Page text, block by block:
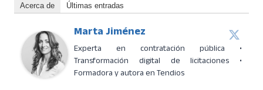
Acerca de Últimas entradas
Marta Jiménez
Experta en contratación pública •
Transformación digital de licitaciones •
Formadora y autora en Tendios